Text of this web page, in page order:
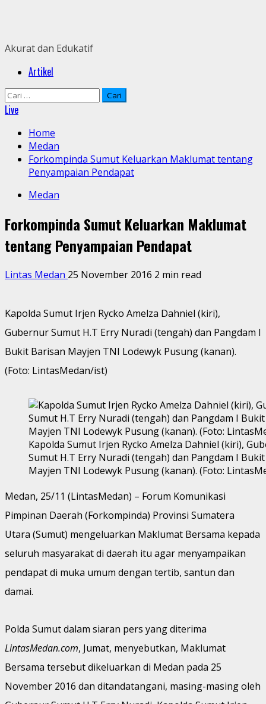
Akurat dan Edukatif
PrimaryArtikel
Cari
untuk:
Live
Home
Medan
Forkompinda Sumut Keluarkan Maklumat tentang
Penyampaian Pendapat
Medan
Forkompinda Sumut Keluarkan Maklumat
tentang Penyampaian Pendapat
Lintas Medan 25 November 2016 2 min read
Kapolda Sumut Irjen Rycko Amelza Dahniel (kiri),
Gubernur Sumut H.T Erry Nuradi (tengah) dan Pangdam I
Bukit Barisan Mayjen TNI Lodewyk Pusung (kanan).
(Foto: LintasMedan/ist)
Kapolda Sumut Irjen Rycko Amelza Dahniel (kiri),
Sumut H.T Erry Nuradi (tengah) dan Pangdam I
Mayjen TNI Lodewyk Pusung (kanan). (Foto:
Medan, 25/11 (LintasMedan) – Forum Komunikasi
Pimpinan Daerah (Forkompinda) Provinsi Sumatera
Utara (Sumut) mengeluarkan Maklumat Bersama kepada
seluruh masyarakat di daerah itu agar menyampaikan
pendapat di muka umum dengan tertib, santun dan
damai.
Polda Sumut dalam siaran pers yang diterima
LintasMedan.com, Jumat, menyebutkan, Maklumat
Bersama tersebut dikeluarkan di Medan pada 25
November 2016 dan ditandatangani, masing-masing oleh